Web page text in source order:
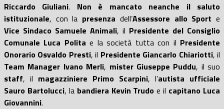
Riccardo Giuliani. Non è mancato neanche il saluto
istituzionale, con la presenza dell’Assessore allo Sport e
Vice Sindaco Samuele Animali, il Presidente del Consiglio
Comunale Luca Politae la società tutta con il Presidente
Onorario Osvaldo Presti, il Presidente Giancarlo Chiariotti, il
Team Manager Ivano Merli, mister Giuseppe Puddu, il suo
staff, il magazziniere Primo Scarpini, l’autista ufficiale
Sauro Bartolucci, la bandiera Kevin Trudo e il capitano Luca
Giovannini.